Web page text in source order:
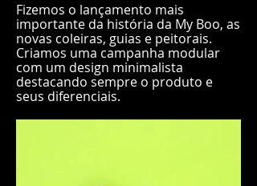
Fizemos o lançamento mais
importante da história da My Boo, as
novas coleiras, guias e peitorais.
Criamos uma campanha modular
com um design minimalista
destacando sempre o produto e
seus diferenciais.